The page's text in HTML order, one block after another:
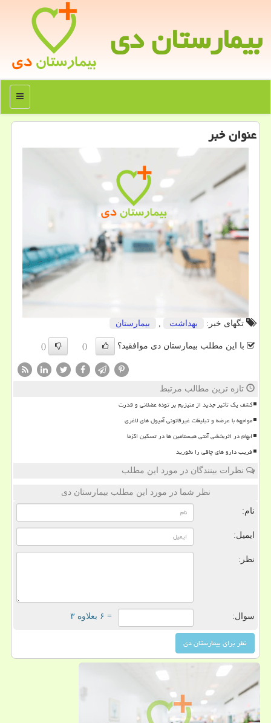
بیمارستان دی
منو
عنوان خبر
تگهای خبر: بهداشت بیمارستان
با این مطلب بیمارستان دی موافقید؟ ()
()
تازه ترین مطالب مرتبط
کشف یک تأثیر جدید از منیزیم بر توده عضلانی و قدرت
مواجهه با عرضه و تبلیغات غیرقانونی آمپول های لاغری
ابهام در اثربخشی آنتی هیستامین ها در تسکین اگزما
فریب دارو های چاقی را نخورید
نظرات بینندگان در مورد این مطلب
نظر شما در مورد این مطلب بیمارستان دی
نام:
ایمیل:
نظر:
سوال: = ۶ بعلاوه ۳